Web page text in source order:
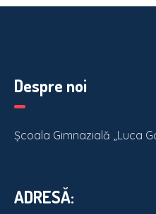
Despre noi
Școala Gimnazială „Luca
ADRESĂ: